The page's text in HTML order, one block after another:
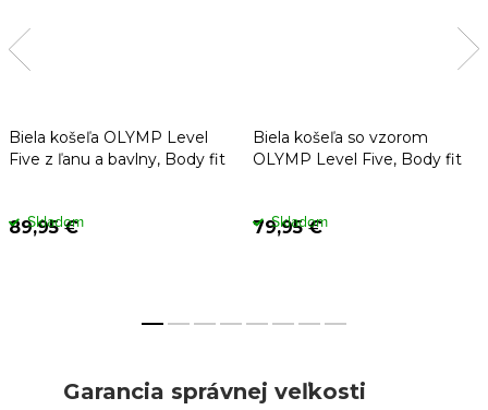
Biela košeľa OLYMP Level
Five z ľanu a bavlny, Body fit
89,95 €
Skladom
Biela košeľa so vzorom
OLYMP Level Five, Body fit
79,95 €
Skladom
Garancia správnej veľkosti